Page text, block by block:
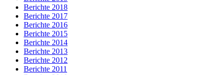
Berichte 2018
Berichte 2017
Berichte 2016
Berichte 2015
Berichte 2014
Berichte 2013
Berichte 2012
Berichte 2011